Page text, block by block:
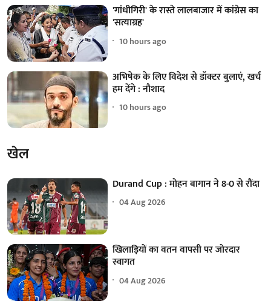
'गांधीगिरी' के रास्ते लालबाजार में कांग्रेस का
'सत्याग्रह'
10 hours ago
अभिषेक के लिए विदेश से डॉक्टर बुलाएं, खर्च
हम देंगे : नौशाद
10 hours ago
खेल
Durand Cup : मोहन बागान ने 8-0 से रौंदा
04 Aug 2026
खिलाड़ियों का वतन वापसी पर जोरदार
स्वागत
04 Aug 2026